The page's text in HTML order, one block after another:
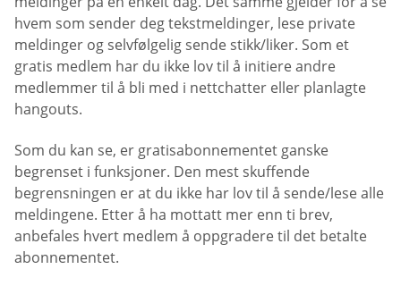
hvem som sender deg tekstmeldinger, lese private
meldinger og selvfølgelig sende stikk/liker. Som et
gratis medlem har du ikke lov til å initiere andre
medlemmer til å bli med i nettchatter eller planlagte
hangouts.
Som du kan se, er gratisabonnementet ganske
begrenset i funksjoner. Den mest skuffende
begrensningen er at du ikke har lov til å sende/lese alle
meldingene. Etter å ha mottatt mer enn ti brev,
anbefales hvert medlem å oppgradere til det betalte
abonnementet.